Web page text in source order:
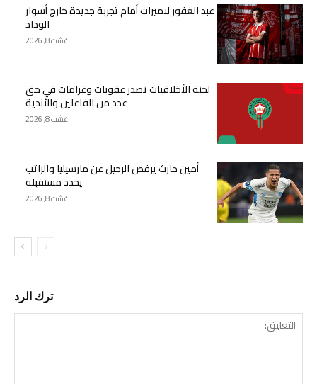
عبد الغفور لاميرات أمام تجربة جديدة خارج أسوار
الوداد
غشت 8, 2026
لجنة الأخلاقيات تصدر عقوبات وغرامات في حق
عدد من الفاعلين والأندية
غشت 8, 2026
أمين حارث يرفض الرحيل عن مارسيليا والراتب
يحدد مستقبله
غشت 8, 2026
ترك الرد